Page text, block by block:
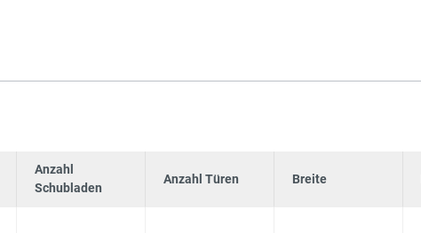
Anzahl
Schubladen
Anzahl Türen Breite